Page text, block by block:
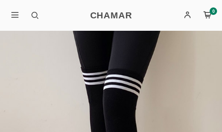
CHAMAR 0